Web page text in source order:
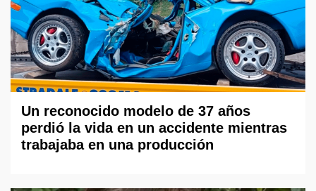
Un reconocido modelo de 37 años
perdió la vida en un accidente mientras
trabajaba en una producción